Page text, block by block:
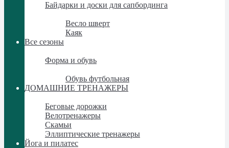
Байдарки и доски для сапбординга
Весло шверт
Каяк
Все сезоны
Форма и обувь
Обувь футбольная
ДОМАШНИЕ ТРЕНАЖЕРЫ
Беговые дорожки
Велотренажеры
Скамьи
Эллиптические тренажеры
Йога и пилатес